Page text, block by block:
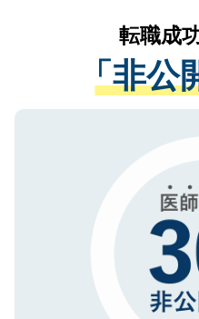
は、個人情報の
管理基準を満た
る、プライバシ
で、機密保持に
かがいして、現
経験をまじえな
させていただき
ない方には、長
ので、まずはご登
転職成
「非公